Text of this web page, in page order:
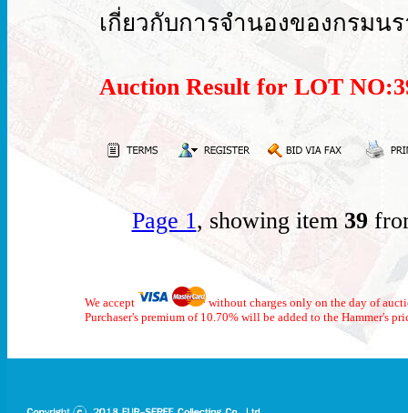
เกี่ยวกับการจำนองของกรมน
Auction Result for LOT
Page 1, showing item39
We accept
without charges only on the day of
Purchaser's premium of 10.70% will be added to the Hammer's